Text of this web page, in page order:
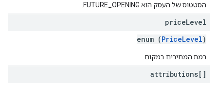
הסטטוס של העסק הוא FUTURE_OPENING.
priceLevel
enum (PriceLevel)
רמת המחירים במקום.
attributions[]